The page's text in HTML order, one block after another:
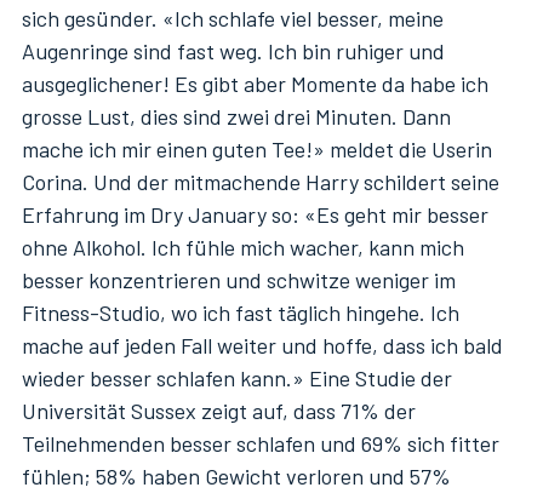
sich gesünder. «Ich schlafe viel besser, meine
Augenringe sind fast weg. Ich bin ruhiger und
ausgeglichener! Es gibt aber Momente da habe ich
grosse Lust, dies sind zwei drei Minuten. Dann
mache ich mir einen guten Tee!» meldet die Userin
Corina. Und der mitmachende Harry schildert seine
Erfahrung im Dry January so: «Es geht mir besser
ohne Alkohol. Ich fühle mich wacher, kann mich
besser konzentrieren und schwitze weniger im
Fitness-Studio, wo ich fast täglich hingehe. Ich
mache auf jeden Fall weiter und hoffe, dass ich bald
wieder besser schlafen kann.» Eine Studie der
Universität Sussex zeigt auf, dass 71% der
Teilnehmenden besser schlafen und 69% sich fitter
fühlen; 58% haben Gewicht verloren und 57%